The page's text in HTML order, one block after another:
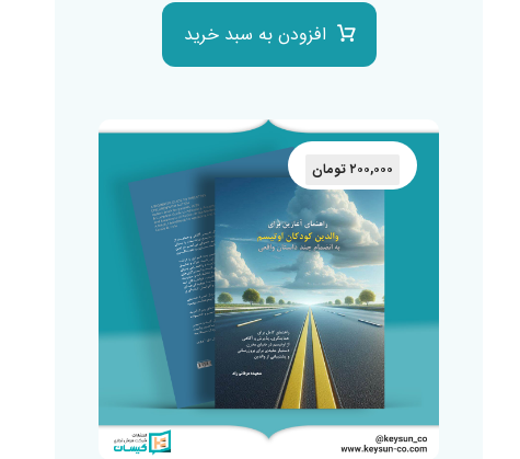
افزودن به سبد خرید
۲۰۰,۰۰۰ تومان